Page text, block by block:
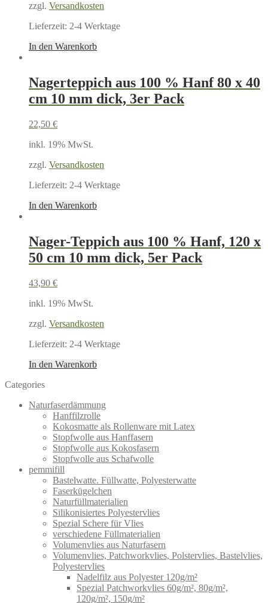
zzgl. Versandkosten
Lieferzeit: 2-4 Werktage
In den Warenkorb
Nagerteppich aus 100 % Hanf 80 x 40
cm 10 mm dick, 3er Pack
22,50 €
inkl. 19% MwSt.
zzgl. Versandkosten
Lieferzeit: 2-4 Werktage
In den Warenkorb
Nager-Teppich aus 100 % Hanf, 120 x
50 cm 10 mm dick, 5er Pack
43,90 €
inkl. 19% MwSt.
zzgl. Versandkosten
Lieferzeit: 2-4 Werktage
In den Warenkorb
Categories
Naturfaserdämmung
Hanffilzrolle
Kokosmatte als Rollenware mit Latex
Stopfwolle aus Hanffasern
Stopfwolle aus Kokosfasern
Stopfwolle aus Schafwolle
pemmifill
Bastelwatte. Füllwatte, Polyesterwatte
Faserkügelchen
Naturfüllmaterialien
Silikonisiertes Polyestervlies
Spezial Schere für Vlies
verschiedene Füllmaterialien
Volumenvlies aus Naturfasern
Volumenvlies, Patchworkvlies, Polstervlies, Bastelvlies,
Polyestervlies
Nadelfilz aus Polyester 120g/m²
Spezial Patchworkvlies 60g/m², 80g/m²,
120g/m², 150g/m²